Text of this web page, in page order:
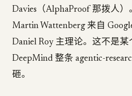
Davies（AlphaProof 那拨人）
Martin Wattenberg 来自
Daniel Roy 主理论。这不是
DeepMind 整条 agentic-
砸。